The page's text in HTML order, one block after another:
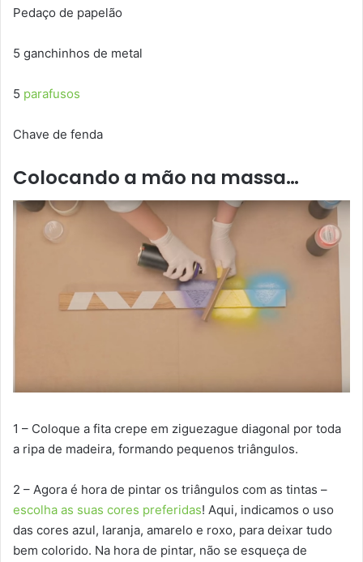
Pedaço de papelão
5 ganchinhos de metal
5 parafusos
Chave de fenda
Colocando a mão na massa…
1 – Coloque a fita crepe em ziguezague diagonal por toda
a ripa de madeira, formando pequenos triângulos.
2 – Agora é hora de pintar os triângulos com as tintas –
escolha as suas cores preferidas! Aqui, indicamos o uso
das cores azul, laranja, amarelo e roxo, para deixar tudo
bem colorido. Na hora de pintar, não se esqueça de